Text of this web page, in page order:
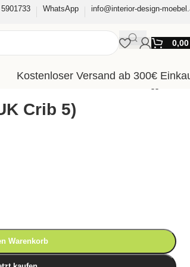
WhatsApp info@interior-design-
Kostenloser Versand ab 300€
Crib 5)
Warenkorb